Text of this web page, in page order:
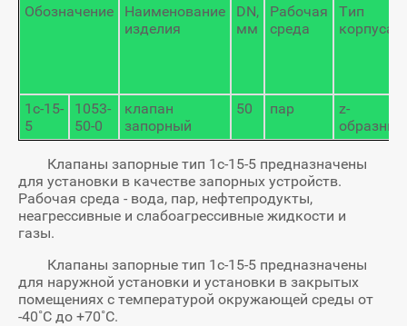
Обозначение
Наименование
изделия
DN,
мм
Рабочая
среда
Тип
корпуса
1с-15-
5
1053-
50-0
клапан
запорный
50 пар
z-
образный
Клапаны запорные тип 1с-15-5 предназначены
для установки в качестве запорных устройств.
Рабочая среда - вода, пар, нефтепродукты,
неагрессивные и слабоагрессивные жидкости и
газы.
Клапаны запорные тип 1с-15-5 предназначены
для наружной установки и установки в закрытых
помещениях с температурой окружающей среды от
-40˚С до +70˚С.